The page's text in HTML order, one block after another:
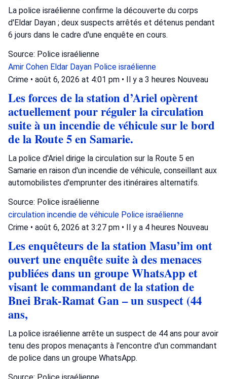
La police israélienne confirme la découverte du corps
d'Eldar Dayan ; deux suspects arrêtés et détenus pendant
6 jours dans le cadre d'une enquête en cours.
Source: Police israélienne
Amir Cohen Eldar Dayan Police israélienne
Crime • août 6, 2026 at 4:01 pm • Il y a 3 heures Nouveau
Les forces de la station d’Ariel opèrent
actuellement pour réguler la circulation
suite à un incendie de véhicule sur le bord
de la Route 5 en Samarie.
La police d'Ariel dirige la circulation sur la Route 5 en
Samarie en raison d'un incendie de véhicule, conseillant aux
automobilistes d'emprunter des itinéraires alternatifs.
Source: Police israélienne
circulation incendie de véhicule Police israélienne
Crime • août 6, 2026 at 3:27 pm • Il y a 4 heures Nouveau
Les enquêteurs de la station Masu’im ont
ouvert une enquête suite à des menaces
publiées dans un groupe WhatsApp et
visant le commandant de la station de
Bnei Brak-Ramat Gan – un suspect (44
ans,
La police israélienne arrête un suspect de 44 ans pour avoir
tenu des propos menaçants à l'encontre d'un commandant
de police dans un groupe WhatsApp.
Source: Police israélienne